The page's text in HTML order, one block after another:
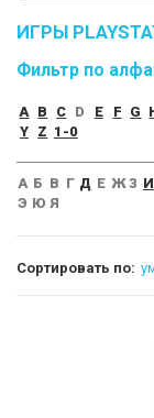
ИГРЫ
Фильтр по
A B C D E F G
Y
Z 1-0
А Б В Г Д Е ЖЗ И
Э Ю Я
Сортировать по: